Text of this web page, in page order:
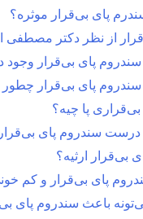
پای بی‌قرار موثره؟
از نظر دکتر مصطفی
پای بی‌قرار وجود
سندروم پای بی‌قرار
پا چیه؟
سندروم پای
بی‌قرار ارثیه؟
پای بی‌قرار و کم
می‌تونه باعث سندروم پای